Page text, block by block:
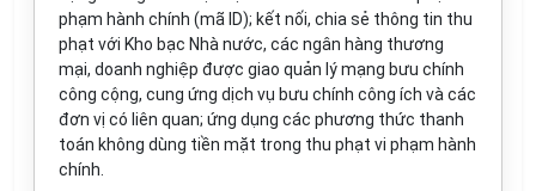
phạm hành chính (mã ID); kết nối, chia sẻ thông tin thu
phạt với Kho bạc Nhà nước, các ngân hàng thương
mại, doanh nghiệp được giao quản lý mạng bưu chính
công cộng, cung ứng dịch vụ bưu chính công ích và các
đơn vị có liên quan; ứng dụng các phương thức thanh
toán không dùng tiền mặt trong thu phạt vi phạm hành
chính.